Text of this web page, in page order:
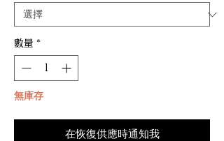
數量 *
無庫存
在恢復供應時通知我